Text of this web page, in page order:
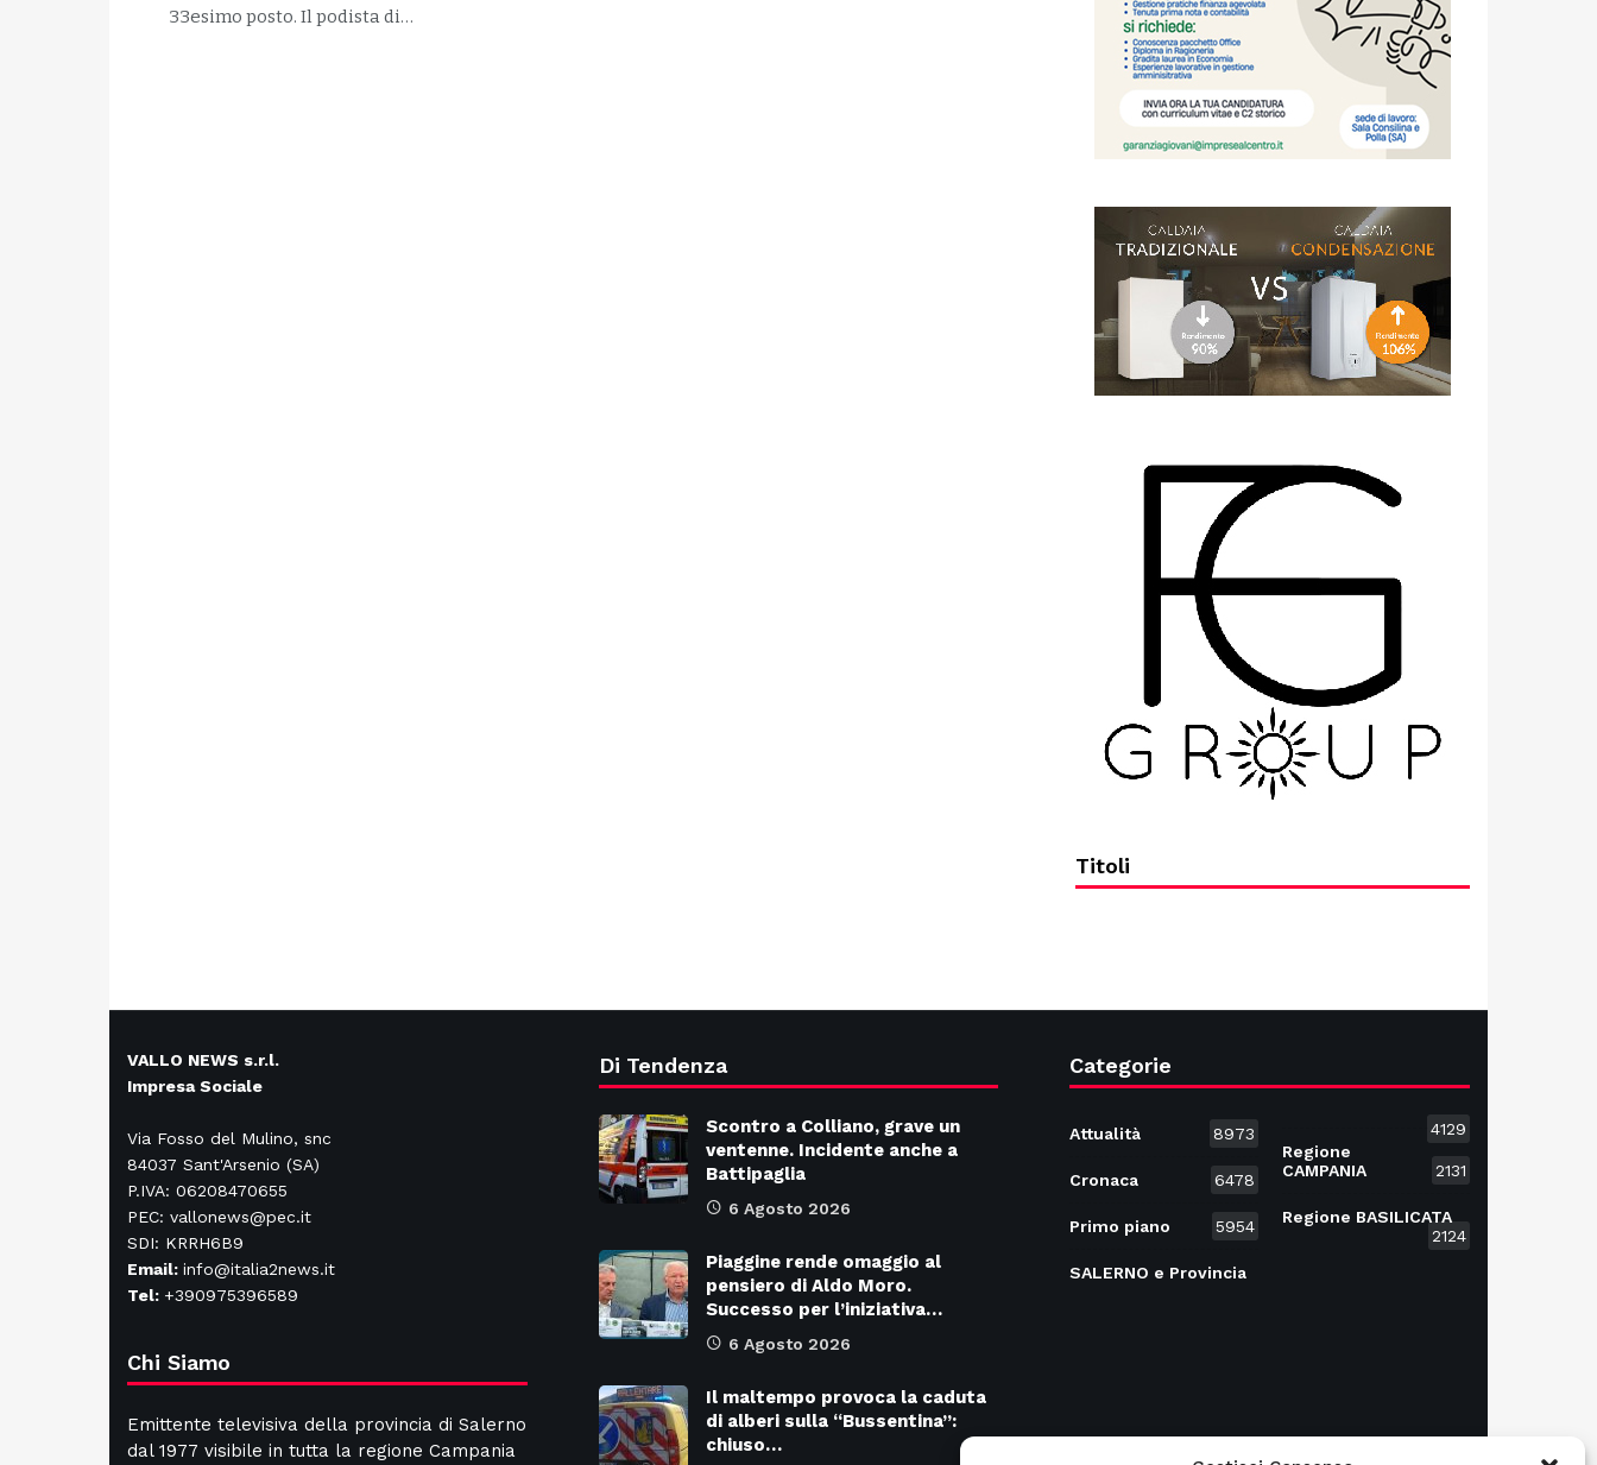
33esimo posto. Il podista di…
Titoli
VALLO NEWS s.r.l.
Impresa Sociale
Via Fosso del Mulino, snc
84037 Sant'Arsenio (SA)
P.IVA: 06208470655
PEC: vallonews@pec.it
SDI: KRRH6B9
Email: info@italia2news.it
Tel: +390975396589
Chi Siamo
Emittente televisiva della provincia di Salerno
dal 1977 visibile in tutta la regione Campania
Di Tendenza
Scontro a Colliano, grave un
ventenne. Incidente anche a
Battipaglia
6 Agosto 2026
Piaggine rende omaggio al
pensiero di Aldo Moro.
Successo per l’iniziativa…
6 Agosto 2026
Il maltempo provoca la caduta
di alberi sulla “Bussentina”:
chiuso…
Categorie
Attualità 8973
Cronaca 6478
Primo piano 5954
SALERNO e Provincia
4129
Regione
CAMPANIA
2131
Regione BASILICATA
2124